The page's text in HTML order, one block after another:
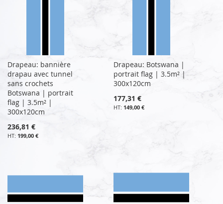
Drapeau: bannière
drapau avec tunnel
sans crochets
Botswana | portrait
flag | 3.5m² |
300x120cm
236,81 €
199,00 €
Drapeau: Botswana |
portrait flag | 3.5m² |
300x120cm
177,31 €
149,00 €